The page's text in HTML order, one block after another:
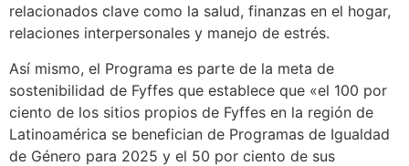
relacionados clave como la salud, finanzas en el hogar,
relaciones interpersonales y manejo de estrés.
Así mismo, el Programa es parte de la meta de
sostenibilidad de Fyffes que establece que «el 100 por
ciento de los sitios propios de Fyffes en la región de
Latinoamérica se benefician de Programas de Igualdad
de Género para 2025 y el 50 por ciento de sus